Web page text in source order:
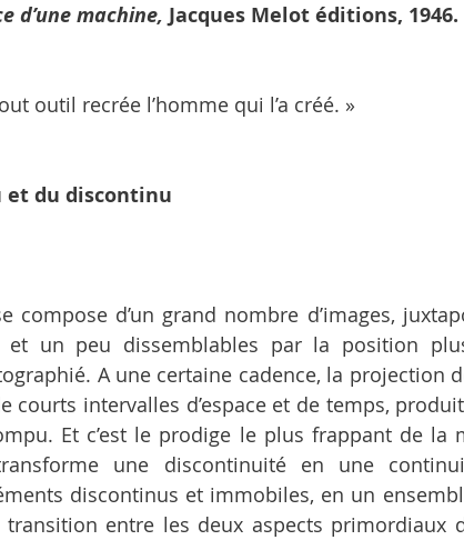
d’une machine, Jacques Melot éditions, 1946.
outil recrée l’homme qui l’a créé. »
et du discontinu
compose d’un grand nombre d’images,
et un peu dissemblables par la position
A une certaine cadence, la projection
courts intervalles d’espace et de temps,
Et c’est le prodige le plus frappant de la
une discontinuité en une
discontinus et immobiles, en un
transition entre les deux aspects primordiaux